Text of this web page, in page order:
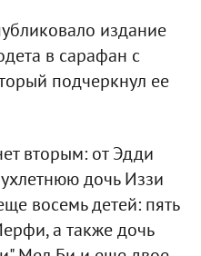
издание
в сарафан с
подчеркнул ее
вторым: от Эдди
дочь Иззи
восемь детей: пять
а также дочь